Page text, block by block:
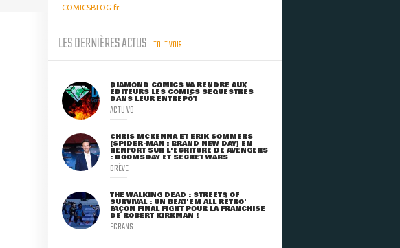
COMICSBLOG.fr
LES DERNIÈRES ACTUS TOUT VOIR
DIAMOND COMICS VA RENDRE AUX
ÉDITEURS LES COMICS SÉQUESTRÉS
DANS LEUR ENTREPÔT
ACTU VO
CHRIS MCKENNA ET ERIK SOMMERS
(SPIDER-MAN : BRAND NEW DAY) EN
RENFORT SUR L'ÉCRITURE DE AVENGERS
: DOOMSDAY ET SECRET WARS
BRÈVE
THE WALKING DEAD : STREETS OF
SURVIVAL : UN BEAT'EM ALL RÉTRO'
FAÇON FINAL FIGHT POUR LA FRANCHISE
DE ROBERT KIRKMAN !
ECRANS